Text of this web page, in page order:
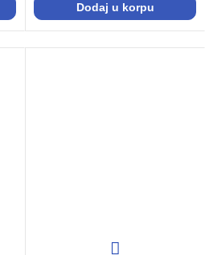
Dodaj u korpu